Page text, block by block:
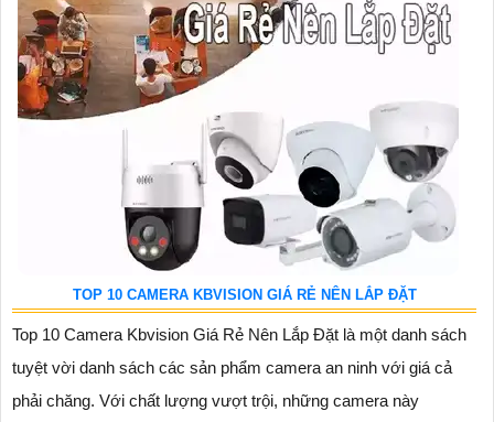
TOP 10 CAMERA KBVISION GIÁ RẺ NÊN LẮP ĐẶT
Top 10 Camera Kbvision Giá Rẻ Nên Lắp Đặt là một danh sách
tuyệt vời danh sách các sản phẩm camera an ninh với giá cả
phải chăng. Với chất lượng vượt trội, những camera này